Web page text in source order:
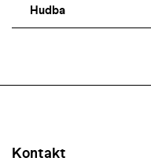
Hudba
Kontakt